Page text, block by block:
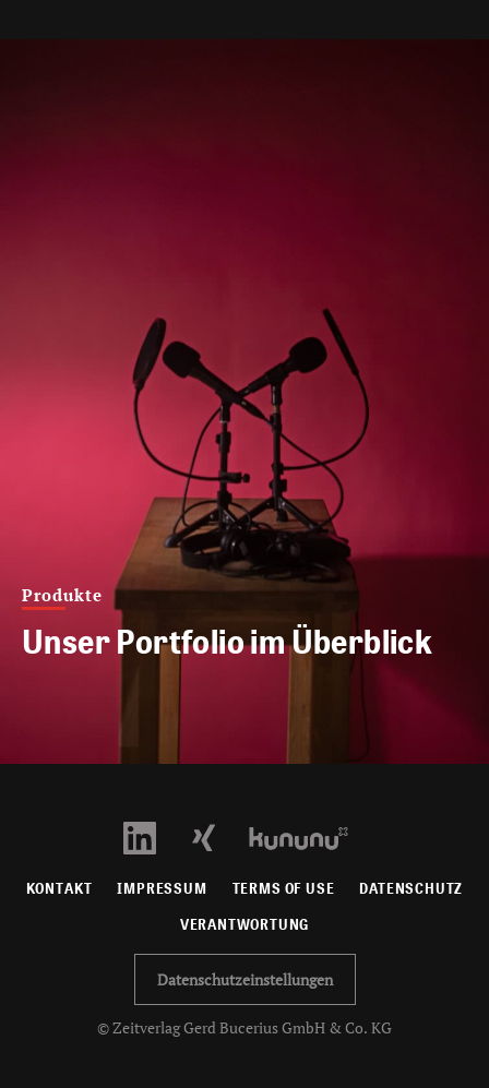
Produkte
Unser Portfolio im Überblick
KONTAKT IMPRESSUM TERMS OF USE DATENSCHUTZ
VERANTWORTUNG
Datenschutzeinstellungen
© Zeitverlag Gerd Bucerius GmbH & Co. KG